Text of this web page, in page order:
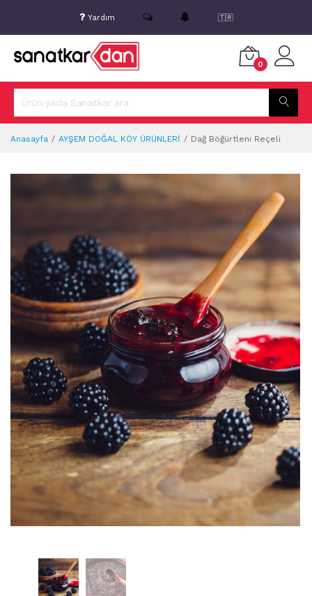
Yardım 🇹🇷
0
Anasayfa AYŞEM DOĞAL KÖY ÜRÜNLERİ Dağ Böğürtleni Reçeli